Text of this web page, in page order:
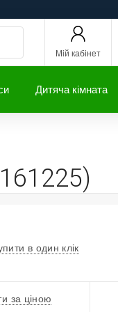
Мій кабінет
Дитяча кімната
в один клік
за ціною